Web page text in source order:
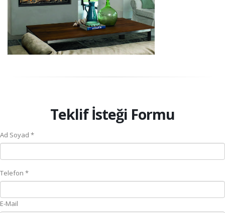
Teklif İsteği Formu
Ad Soyad *
Telefon *
E-Mail